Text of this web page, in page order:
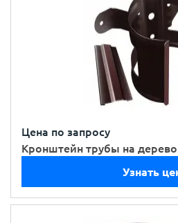
Цена по запросу
Кронштейн трубы на
Узнать